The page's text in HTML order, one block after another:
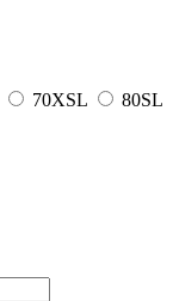
70XSL
80SL